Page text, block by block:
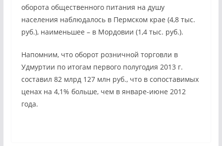
оборота общественного питания на душу
населения наблюдалось в Пермском крае (4,8 тыс.
руб.), наименьшее – в Мордовии (1,4 тыс. руб.).
Напомним, что оборот розничной торговли в
Удмуртии по итогам первого полугодия 2013 г.
составил 82 млрд 127 млн руб., что в сопоставимых
ценах на 4,1% больше, чем в январе-июне 2012
года.